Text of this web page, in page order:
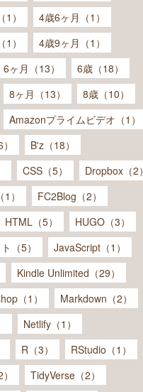
）
4歳6ヶ月（1）
）
4歳9ヶ月（1）
6ヶ月（13）
6歳（18）
8ヶ月（13）
8歳（10）
Amazonプライムビデオ（1）
B'z（18）
CSS（5）
Dropbox（2）
）
FC2Blog（2）
HTML（5）
HUGO（3）
（5）
JavaScript（1）
Kindle Unlimited（29）
（1）
Markdown（2）
Netlify（1）
R（3）
RStudio（1）
TidyVerse（2）